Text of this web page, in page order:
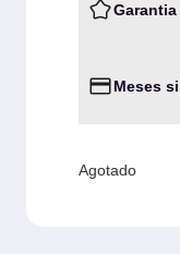
Garantia
Meses
Agotado